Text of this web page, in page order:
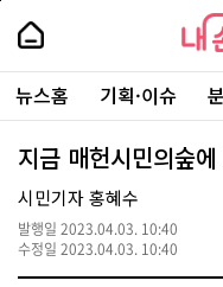
본
로
가
내
손
안
에
서
울
-
서
울
시
대
표
소
내
손
에
울
주
요
서
뉴스홈 기획·이슈
지금 매헌시민의숲
시민기자 홍혜수
발행일 2023.04.03. 10:40
수정일 2023.04.03. 10:40
페
상
단
로